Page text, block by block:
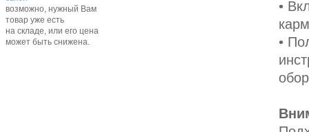
возможно, нужный Вам
товар уже есть
на складе, или его цена
может быть снижена.
•
•